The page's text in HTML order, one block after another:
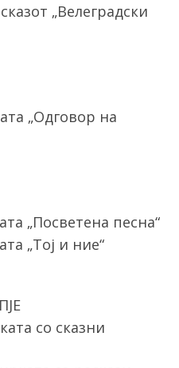
„Велеградски
„Одговор на
„Посветена песна“
„Тој и ние“
со сказни